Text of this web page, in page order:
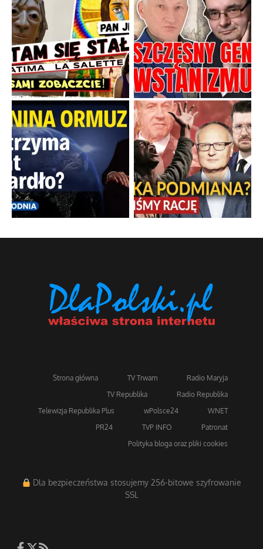
Strona główna TV Trwam
Radio Maryja
TV Republika
Radio Republika
Telewizja Republika Plus
wPolsce24
WNET
PR24
TVP INFO
Patronat
Polityka bloga oraz pliki cookies
Dla bezpieczeństwa stosujemy 256-bitowe szyfrowanie
SSL